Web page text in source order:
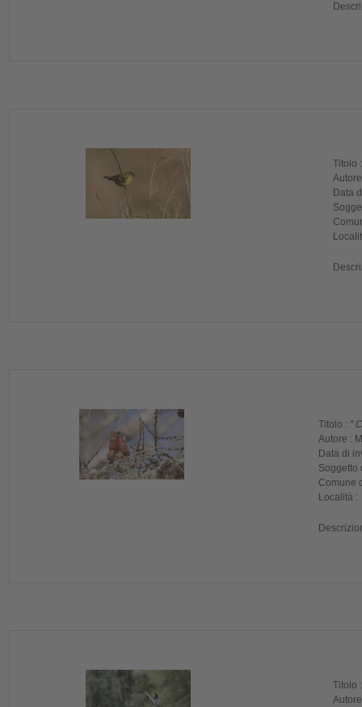
Titolo
Data
Titolo : "
Autore :
Data di
Soggetto
Comune
Località :
Titolo